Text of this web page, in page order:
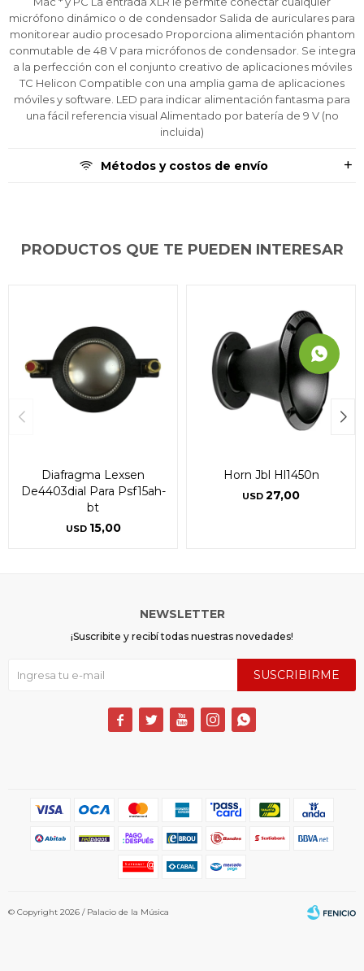
micrófono dinámico o de condensador Salida de auriculares para
monitorear audio procesado Proporciona alimentación phantom
conmutable de 48 V para micrófonos de condensador. Se integra
a la perfección con el conjunto creativo de aplicaciones móviles
TC Helicon Compatible con una amplia gama de aplicaciones
móviles y software. LED para indicar alimentación fantasma para
una fácil referencia visual Alimentado por batería de 9 V (no
incluida)
Métodos y costos de envío
PRODUCTOS QUE TE PUEDEN INTERESAR
Diafragma Lexsen
De4403dial Para Psf15ah-
bt
USD 15,00
Horn Jbl Hl1450n
USD 27,00
Fecha de nacimiento
Día Mes Año
Continuar
Elegís Pago Después como metodo de pago
* sujeto a aprobación crediticia. El monto disponible
puede variar por comercio
NEWSLETTER
¡Suscribite y recibí todas nuestras novedades!
SUSCRIBIRME
    
© Copyright 2026 / Palacio de la Música
Fecha de nacimiento
Día Mes Año
Continuar
Elegís Pago Después como metodo de pago
* sujeto a aprobación crediticia. El monto disponible
puede variar por comercio
Fecha de nacimiento
Día Mes Año
Continuar
Elegís Pago Después como metodo de pago
* sujeto a aprobación crediticia. El monto disponible
puede variar por comercio